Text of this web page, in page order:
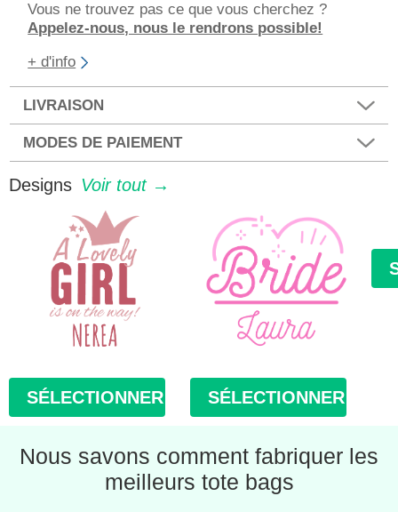
Vous ne trouvez pas ce que vous cherchez ?
Appelez-nous, nous le rendrons possible!
+ d'info
LIVRAISON
MODES DE PAIEMENT
Designs Voir tout →
SÉLECTIONNER SÉLECTIONNER
Nous savons comment fabriquer les
meilleurs tote bags